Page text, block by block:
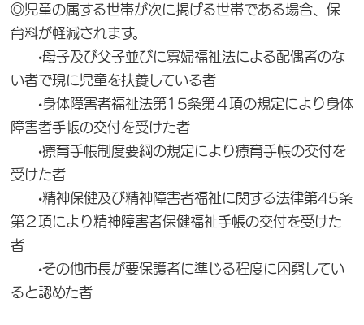
◎児童の属する世帯が次に掲げる世帯である場合、保
育料が軽減されます。
•母子及び父子並びに寡婦福祉法による配偶者のな
い者で現に児童を扶養している者
•身体障害者福祉法第15条第４項の規定により身体
障害者手帳の交付を受けた者
•療育手帳制度要綱の規定により療育手帳の交付を
受けた者
•精神保健及び精神障害者福祉に関する法律第45条
第２項により精神障害者保健福祉手帳の交付を受けた
者
•その他市長が要保護者に準じる程度に困窮してい
ると認めた者